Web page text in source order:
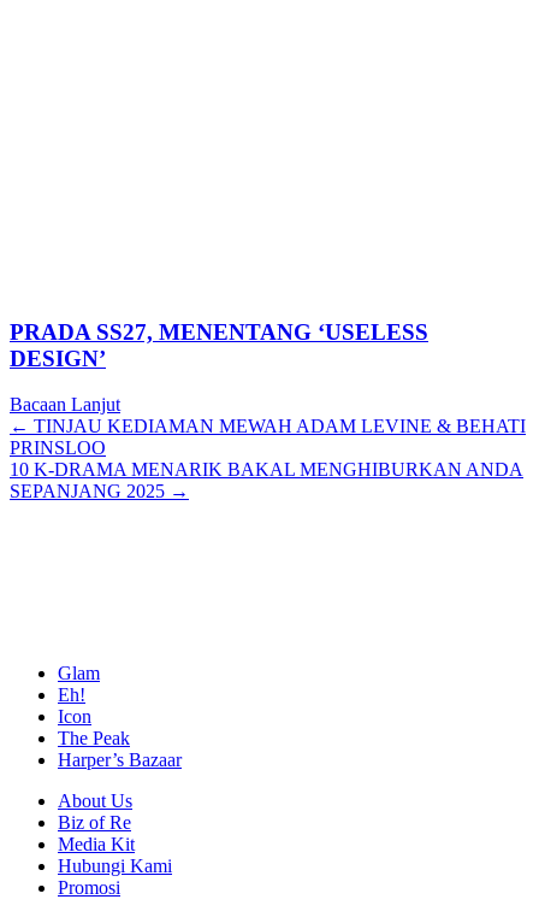
PRADA SS27, MENENTANG ‘USELESS
DESIGN’
Bacaan Lanjut
Posts
navigation
← TINJAU KEDIAMAN MEWAH ADAM LEVINE & BEHATI
PRINSLOO
10 K-DRAMA MENARIK BAKAL MENGHIBURKAN ANDA
SEPANJANG 2025 →
Glam
Eh!
Icon
The Peak
Harper’s Bazaar
About Us
Biz of Re
Media Kit
Hubungi Kami
Promosi